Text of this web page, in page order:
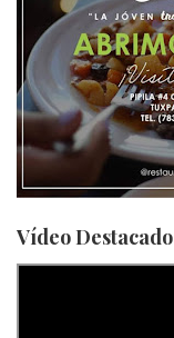
Vídeo Destacado